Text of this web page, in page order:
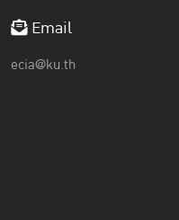
Email
ecia@ku.th